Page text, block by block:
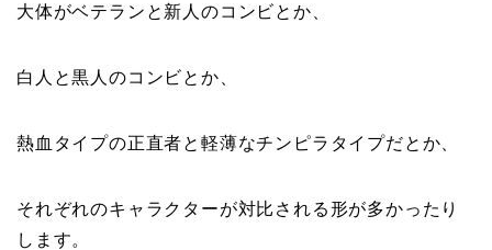
大体がベテランと新人のコンビとか、
白人と黒人のコンビとか、
熱血タイプの正直者と軽薄なチンピラタイプだとか、
それぞれのキャラクターが対比される形が多かったり
します。